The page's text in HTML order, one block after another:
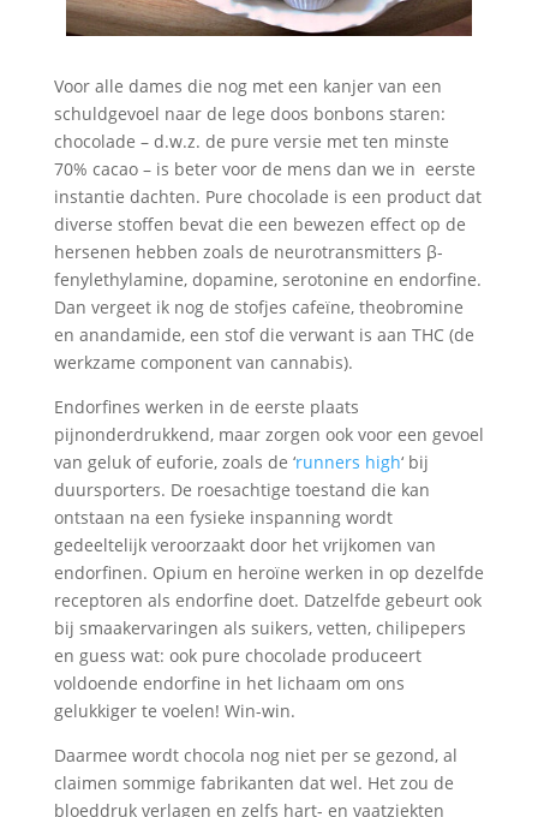
Voor alle dames die nog met een kanjer van een
schuldgevoel naar de lege doos bonbons staren:
chocolade – d.w.z. de pure versie met ten minste
70% cacao – is beter voor de mens dan we in eerste
instantie dachten. Pure chocolade is een product dat
diverse stoffen bevat die een bewezen effect op de
hersenen hebben zoals de neurotransmitters β-
fenylethylamine, dopamine, serotonine en endorfine.
Dan vergeet ik nog de stofjes cafeïne, theobromine
en anandamide, een stof die verwant is aan THC (de
werkzame component van cannabis).
Endorfines werken in de eerste plaats
pijnonderdrukkend, maar zorgen ook voor een gevoel
van geluk of euforie, zoals de ‘runners high‘ bij
duursporters. De roesachtige toestand die kan
ontstaan na een fysieke inspanning wordt
gedeeltelijk veroorzaakt door het vrijkomen van
endorfinen. Opium en heroïne werken in op dezelfde
receptoren als endorfine doet. Datzelfde gebeurt ook
bij smaakervaringen als suikers, vetten, chilipepers
en guess wat: ook pure chocolade produceert
voldoende endorfine in het lichaam om ons
gelukkiger te voelen! Win-win.
Daarmee wordt chocola nog niet per se gezond, al
claimen sommige fabrikanten dat wel. Het zou de
bloeddruk verlagen en zelfs hart- en vaatziekten